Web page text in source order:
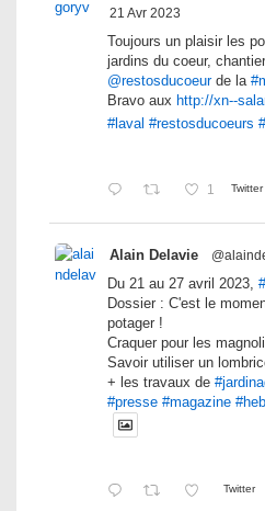
21 Avr 2023
Toujours un plaisir les
jardins du coeur,
@restosducoeurde la
Bravo aux http://xn--
#laval #restosducoeurs
1 Twitter
Alain Delavie
Du 21 au 27 avril 2023,
Dossier : C'est le
potager !
Craquer pour les
Savoir utiliser un
+ les travaux de
#presse #magazine
Twitter